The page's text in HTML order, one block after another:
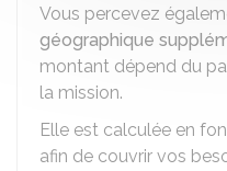
Vous percevez
géographique
montant dépend du
la mission.
Elle est calculée en
afin de couvrir vos